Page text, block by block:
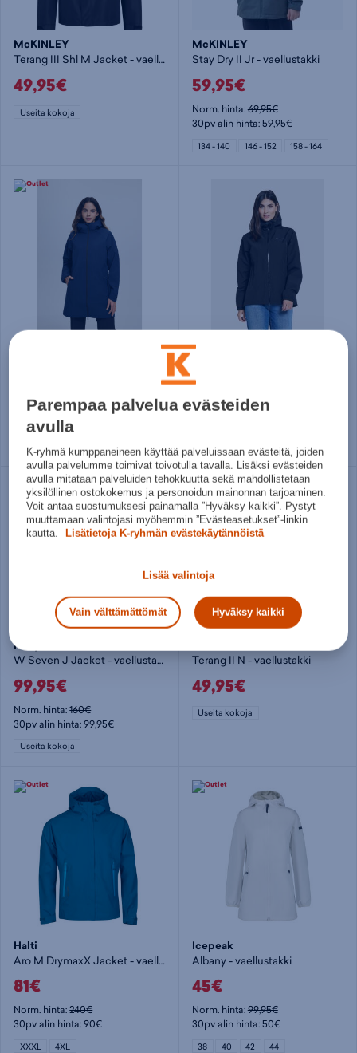
McKINLEY
Terang III Shl M Jacket - vaellustakki
49,95€
Useita kokoja
McKINLEY
Stay Dry II Jr - vaellustakki
59,95€
Norm. hinta:69,95€
30pv alin hinta: 59,95€
134 - 140 146 - 152 158 - 164
Norm. hinta:179,95€
30pv alin hinta: 85€
40 44
Didriksons
99,95€
Norm. hinta:120€
Useita kokoja
Helly Hansen
W Seven J Jacket - vaellustakki
99,95€
Norm. hinta:160€
30pv alin hinta: 99,95€
Useita kokoja
Terang II N - vaellustakki
49,95€
Useita kokoja
Halti
Aro M DrymaxX Jacket - vaellustakki
81€
Norm. hinta:240€
30pv alin hinta: 90€
XXXL 4XL
Icepeak
Albany - vaellustakki
45€
Norm. hinta:99,95€
30pv alin hinta: 50€
38 40 42 44
Parempaa palvelua evästeiden
avulla
K-ryhmä kumppaneineen käyttää palveluissaan evästeitä, joiden
avulla palvelumme toimivat toivotulla tavalla. Lisäksi evästeiden
avulla mitataan palveluiden tehokkuutta sekä mahdollistetaan
yksilöllinen ostokokemus ja personoidun mainonnan tarjoaminen.
Voit antaa suostumuksesi painamalla ”Hyväksy kaikki”. Pystyt
muuttamaan valintojasi myöhemmin ”Evästeasetukset”-linkin
kautta.
Lisätietoja K-ryhmän evästekäytännöistä
Lisää valintoja
Vain välttämättömät Hyväksy kaikki